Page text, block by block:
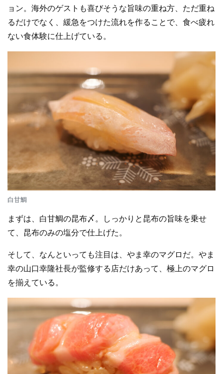
ョン。海外のゲストも喜びそうな旨味の重ね方、ただ重ね
るだけでなく、緩急をつけた流れを作ることで、食べ疲れ
ない食体験に仕上げている。
白甘鯛
まずは、白甘鯛の昆布〆。しっかりと昆布の旨味を乗せ
て、昆布のみの塩分で仕上げた。
そして、なんといっても注目は、やま幸のマグロだ。やま
幸の山口幸隆社長が監修する店だけあって、極上のマグロ
を揃えている。